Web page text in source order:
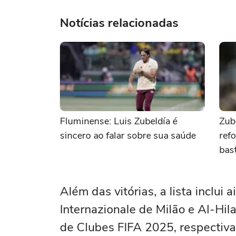
Notícias relacionadas
Fluminense: Luis Zubeldía é
sincero ao falar sobre sua saúde
Além das vitórias, a lista inclui
Internazionale de Milão e Al-
de Clubes FIFA 2025,